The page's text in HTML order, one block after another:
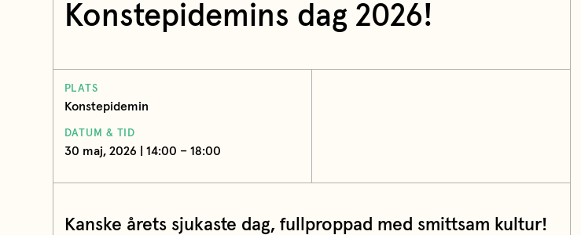
Konstepidemins dag 2026!
PLATS
Konstepidemin
DATUM & TID
30 maj, 2026 | 14:00 – 18:00
Kanske årets sjukaste dag, fullproppad med smittsam kultur!